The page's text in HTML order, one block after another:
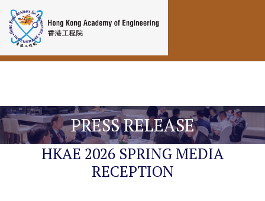
Toggle navigation
PRESS RELEASE
HKAE 2026 SPRING MEDIA
RECEPTION